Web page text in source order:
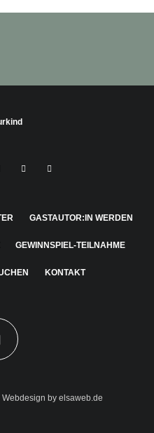
GASTAUTOR:IN WERDEN
GEWINNSPIEL-TEILNAHME
KONTAKT
Webdesign by elsaweb.de